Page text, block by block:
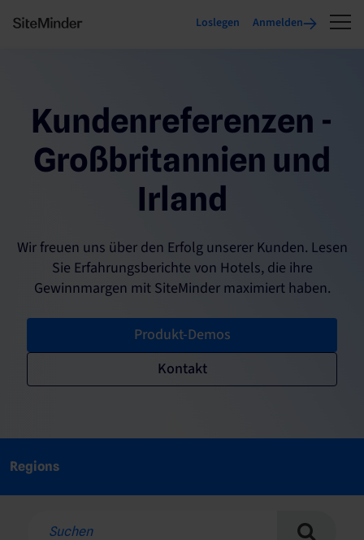
Loslegen Anmelden
Kundenreferenzen -
Großbritannien und
Irland
Wir freuen uns über den Erfolg unserer Kunden. Lesen
Sie Erfahrungsberichte von Hotels, die ihre
Gewinnmargen mit SiteMinder maximiert haben.
Produkt-Demos
Kontakt
Regions